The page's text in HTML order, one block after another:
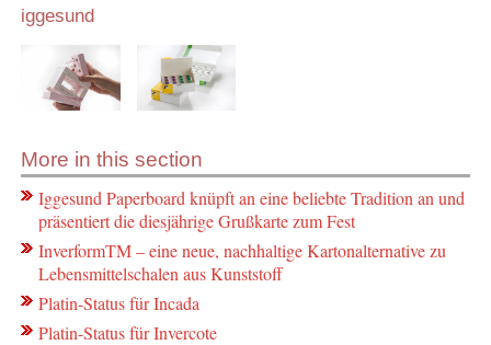
iggesund
More in this section
Iggesund Paperboard knüpft an eine beliebte Tradition an und
präsentiert die diesjährige Grußkarte zum Fest
InverformTM – eine neue, nachhaltige Kartonalternative zu
Lebensmittelschalen aus Kunststoff
Platin-Status für Incada
Platin-Status für Invercote